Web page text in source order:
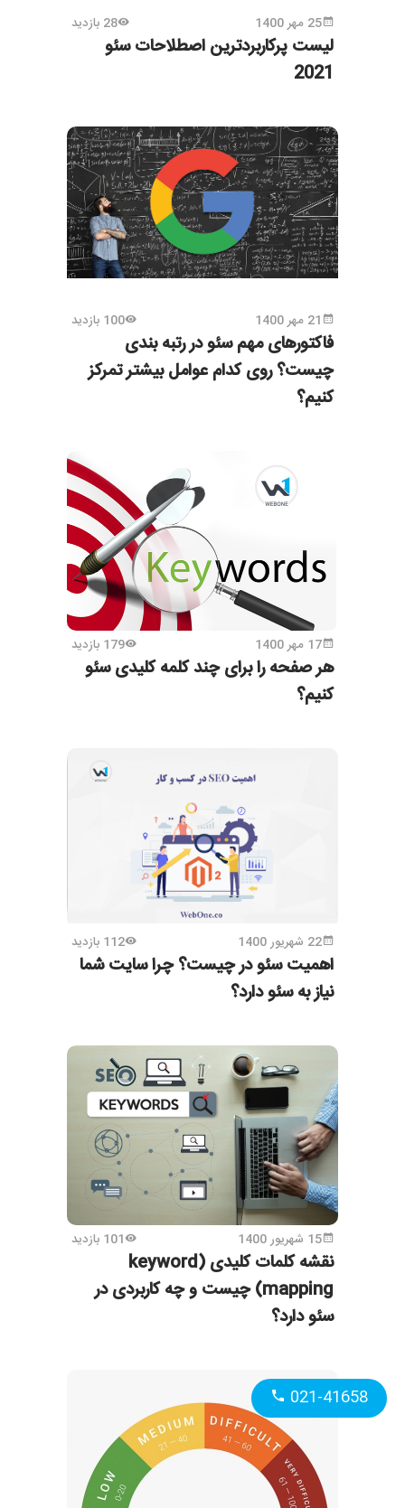
25 مهر 1400 28 بازدید
لیست پرکاربردترین اصطلاحات سئو
2021
21 مهر 1400 100 بازدید
فاکتورهای مهم سئو در رتبه بندی
چیست؟ روی کدام عوامل بیشتر تمرکز
کنیم؟
17 مهر 1400 179 بازدید
هر صفحه را برای چند کلمه کلیدی سئو
کنیم؟
22 شهریور 1400 112 بازدید
اهمیت سئو در چیست؟ چرا سایت شما
نیاز به سئو دارد؟
15 شهریور 1400 101 بازدید
نقشه کلمات کلیدی (keyword
mapping) چیست و چه کاربردی در
سئو دارد؟
021-41658